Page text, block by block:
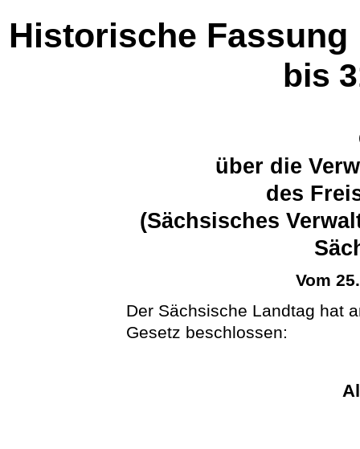
Historische Fassung
bis
über die
des
(Sächsisches
Vom
Der Sächsische Landtag hat
Gesetz beschlossen: